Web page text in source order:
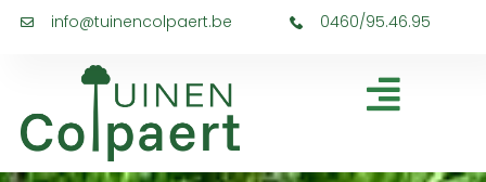
info@tuinencolpaert.be 0460/95.46.95